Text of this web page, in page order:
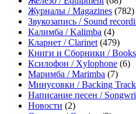
Журналы / Magazines (782)
Звукозапись / Sound
Калимба / Kalimba (4)
Кларнет / Clarinet (479)
Книги и Сборники / Books
Ксилофон / Xylophone (6)
Маримба / Marimba (7)
Минусовки / Backing
Написание песен /
Новости (2)